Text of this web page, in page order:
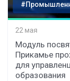
22 мая
Модуль
Прикамье
для
образования